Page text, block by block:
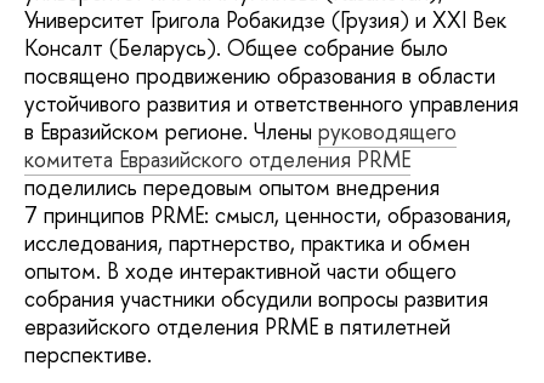
Университет Григола Робакидзе (Грузия) и XXI Век
Консалт (Беларусь). Общее собрание было
посвящено продвижению образования в области
устойчивого развития и ответственного управления
в Евразийском регионе. Члены руководящего
комитета Евразийского отделения PRME
поделились передовым опытом внедрения
7 принципов PRME: смысл, ценности, образования,
исследования, партнерство, практика и обмен
опытом. В ходе интерактивной части общего
собрания участники обсудили вопросы развития
евразийского отделения PRME в пятилетней
перспективе.